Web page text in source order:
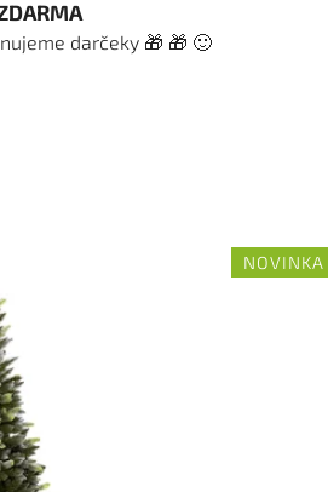
darčeky 🎁 🎁 🙂
NOVINKA